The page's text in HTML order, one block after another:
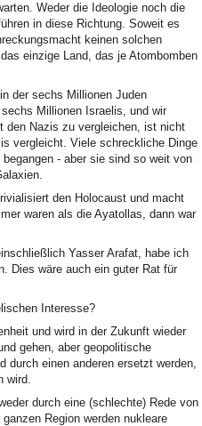
Weder die Ideologie noch die
in diese Richtung. Soweit es
keinen solchen
einzige Land, das je Atombomben
der sechs Millionen Juden
Millionen Israelis, und wir
den Nazis zu vergleichen, ist nicht
vergleicht. Viele schreckliche Dinge
- aber sie sind so weit von
den Holocaust und macht
waren als die Ayatollas, dann war
Yasser Arafat, habe ich
Dies wäre auch ein guter Rat für
Interesse?
und wird in der Zukunft wieder
gehen, aber geopolitische
durch einen anderen ersetzt werden,
wird.
durch eine (schlechte) Rede von
Region werden nukleare